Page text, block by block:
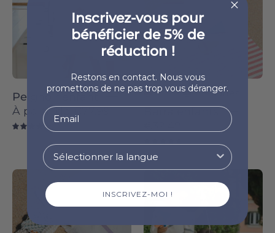
Peignoir enfant
À partir de€77.99
5.0
Novas
+ 9 autres
Barra enfants
4.8
Nova
-
Nova
-
Inscrivez-vous pour
bénéficier de 5% de
réduction !
Restons en contact. Nous vous
promettons de ne pas trop vous déranger.
INSCRIVEZ-MOI !